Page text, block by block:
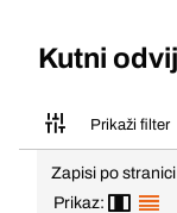
Kutni
Prikaži filter
Zapisi po stranici
Prikaz: